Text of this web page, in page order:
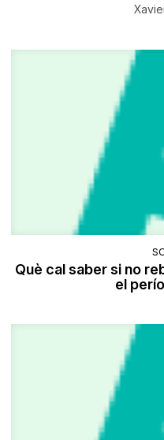
Què cal saber si no
el